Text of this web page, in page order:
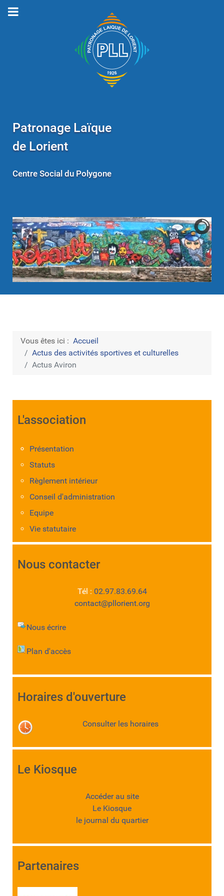
Patronage Laïque
de Lorient
Centre Social du Polygone
Vous êtes ici : Accueil
Actus des activités sportives et culturelles
Actus Aviron
L'association
Présentation
Statuts
Règlement intérieur
Conseil d'administration
Equipe
Vie statutaire
Nous contacter
Tél : 02.97.83.69.64
contact@pllorient.org
Nous écrire
Plan d'accès
Horaires d'ouverture
Consulter les horaires
Le Kiosque
Accéder au site
Le Kiosque
le journal du quartier
Partenaires